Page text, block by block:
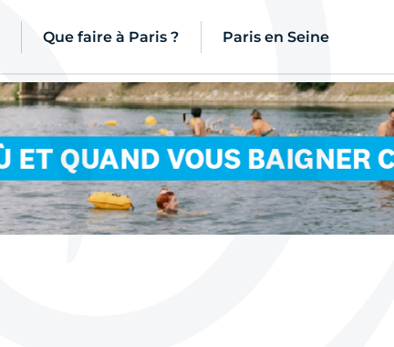
Que faire à Paris ? Paris en Seine